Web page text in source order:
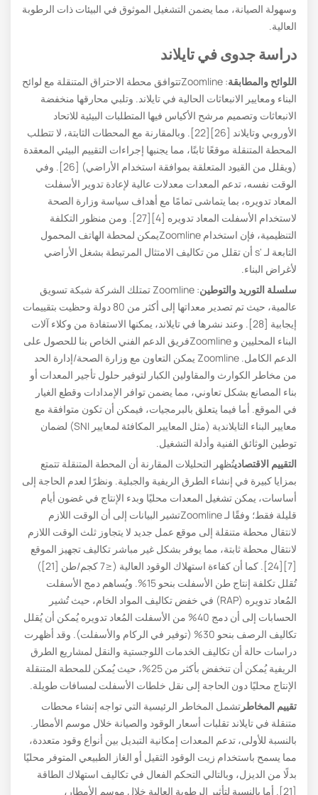
وسهولة الصيانة، مما يضمن التشغيل الموثوق في البيئات ذات الرطوبة
العالية.
دراسة جدوى في تايلاند
اللوائح والمطابقة
: Zoomlineتتوافق محطة الاحتراق المتنقلة مع لوائح
البناء ومعايير الانبعاثات الحالية في تايلاند. وتلبي محارقها منخفضة
الانبعاثات وتصميم مرشح الأكياس فيها المتطلبات البيئية للاتحاد
الأوروبي وتايلاند [26][22]. وبالمقارنة مع المحطات الثابتة، لا تتطلب
المحطة المتنقلة موقعًا ثابتًا، مما يجنبها إجراءات التقييم البيئي المعقدة
(ويقلل من القيود المتعلقة بموافقة استخدام الأراضي) [26]. وفي
الوقت نفسه، تدعم المعدات معدلات عالية لإعادة تدوير الأسفلت
المعاد تدويره، بما يتماشى تمامًا مع أهداف سياسة وزارة الصحة
لاستخدام الأسفلت المعاد تدويره [4][27]. ومن منظور التكلفة
التنظيمية، فإن استخدام Zoomlineيمكن لمحطة الهاتف المحمول
التابعة لـ 's أن تقلل من تكاليف الامتثال المرتبطة بشغل الأراضي
لأغراض البناء.
سلسلة التوريد والتوطين
: Zoomline تمتلك الشركة شبكة تسويق
عالمية، حيث تم تصدير معداتها إلى أكثر من 80 دولة وحظيت بتقييمات
إيجابية [28]. وعند نشرها في تايلاند، يمكنها الاستفادة من وكلاء آلات
البناء المحليين و Zoomlineفريق الدعم الفني الخاص بنا للحصول على
الدعم الكامل. Zoomline يمكن التعاون مع وزارة الصحة/إدارة الحد
من مخاطر الكوارث والمقاولين الكبار لتوفير حلول تأجير المعدات أو
بناء المصانع بشكل تعاوني، مما يضمن توافر الإمدادات وقطع الغيار
في الموقع. أما فيما يتعلق بالبرمجيات، فيمكن أن تكون متوافقة مع
معايير البناء التايلاندية (مثل المعايير المكافئة لمعايير SNI) لضمان
توطين الوثائق الفنية وأدلة التشغيل.
التقييم الاقتصاديتُظهر التحليلات المقارنة أن المحطة المتنقلة تتمتع
بمزايا كبيرة في إنشاء الطرق الريفية والجبلية. ونظرًا لعدم الحاجة إلى
أساسات، يمكن تشغيل المعدات محليًا وبدء الإنتاج في غضون أيام
قليلة فقط؛ وفقًا لـ Zoomlineتشير البيانات إلى أن الوقت اللازم
لانتقال محطة متنقلة إلى موقع عمل جديد لا يتجاوز ثلث الوقت اللازم
لانتقال محطة ثابتة، مما يوفر بشكل غير مباشر تكاليف تجهيز الموقع
[7][24]. كما أن كفاءة استهلاك الوقود العالية (≤7 كجم/طن [21])
تُقلل تكلفة إنتاج طن الأسفلت بنحو 15%. ويُساهم دمج الأسفلت
المُعاد تدويره (RAP) في خفض تكاليف المواد الخام، حيث تُشير
الحسابات إلى أن دمج 40% من الأسفلت المُعاد تدويره يُمكن أن يُقلل
تكاليف الرصف بنحو 30% (توفير في الركام والأسفلت). وقد أظهرت
دراسات حالة أن تكاليف الخدمات اللوجستية والنقل لمشاريع الطرق
الريفية يُمكن أن تنخفض بأكثر من 25%، حيث يُمكن للمحطة المتنقلة
الإنتاج محليًا دون الحاجة إلى نقل خلطات الأسفلت لمسافات طويلة.
تقييم المخاطر تشمل المخاطر الرئيسية التي تواجه إنشاء محطات
متنقلة في تايلاند تقلبات أسعار الوقود والصيانة خلال موسم الأمطار.
بالنسبة للأولى، تدعم المعدات إمكانية التبديل بين أنواع وقود متعددة،
مما يسمح باستخدام زيت الوقود الثقيل أو الغاز الطبيعي المتوفر محليًا
بدلًا من الديزل، وبالتالي التحكم الفعال في تكاليف استهلاك الطاقة
[21]. أما بالنسبة لتأثير الرطوبة العالية خلال موسم الأمطار،